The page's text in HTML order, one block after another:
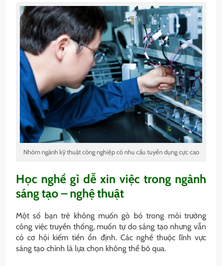
Nhóm ngành kỹ thuật công nghiệp có nhu cầu tuyển dụng cực cao
Học nghề gì dễ xin việc trong ngành
sáng tạo – nghệ thuật
Một số bạn trẻ không muốn gò bó trong môi trường
công việc truyền thống, muốn tự do sáng tạo nhưng vẫn
có cơ hội kiếm tiền ổn định. Các nghề thuộc lĩnh vực
sáng tạo chính là lựa chọn không thể bỏ qua.